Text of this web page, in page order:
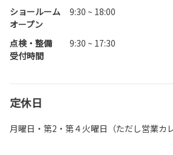
ショールーム
オープン
9:30 ~ 18:00
点検・整備
受付時間
9:30 ~ 17:30
定休日
月曜日・第2・第４火曜日（ただし営業カ